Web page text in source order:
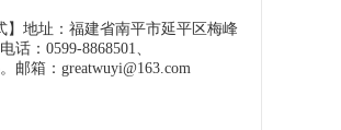
地址：福建省南平市延平区梅峰
话：0599-8868501、
邮箱：greatwuyi@163.com